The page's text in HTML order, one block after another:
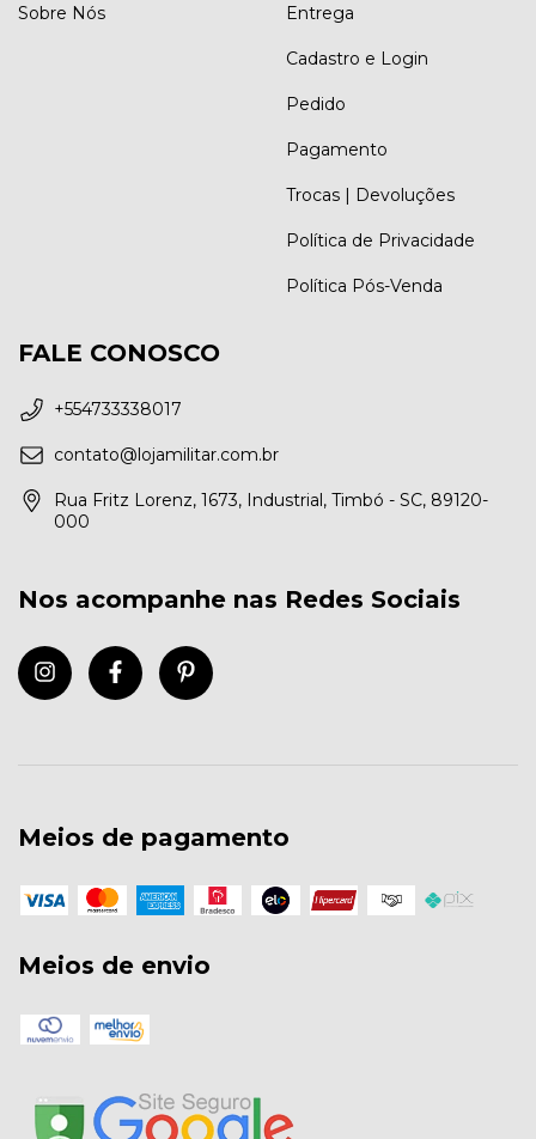
Sobre Nós Entrega
Cadastro e Login
Pedido
Pagamento
Trocas | Devoluções
Política de Privacidade
Política Pós-Venda
FALE CONOSCO
+554733338017
contato@lojamilitar.com.br
Rua Fritz Lorenz, 1673, Industrial, Timbó - SC, 89120-
000
Nos acompanhe nas Redes Sociais
Meios de pagamento
Meios de envio